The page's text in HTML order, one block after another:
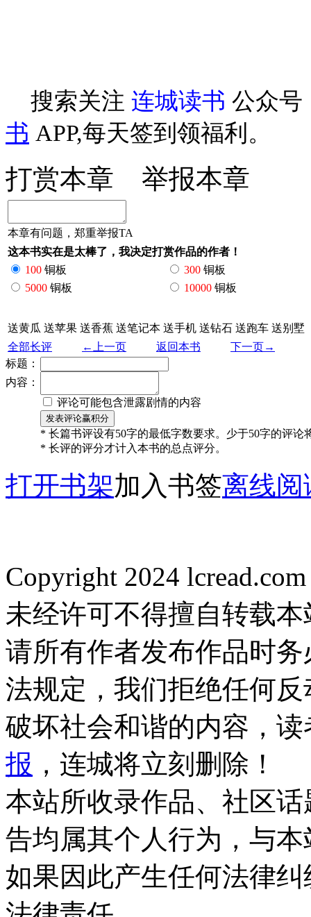
搜索关注 连城读书 公众号
书 APP,每天签到领福利。
打赏本章 举报本章
本章有问题，郑重举报TA
这本书实在是太棒了，我决定打赏作品的作者！
100 铜板 300 铜板
5000 铜板 10000 铜板
送黄瓜 送苹果 送香蕉 送笔记本 送手机 送钻石 送跑车 送别墅
全部长评
←上一页 返回本书
下一页→
标题：
内容：
评论可能包含泄露剧情的内容
* 长篇书评设有50字的最低字数要求。少于50字的评论
* 长评的评分才计入本书的总点评分。
打开书架加入书签离线阅
Copyright 2024
未经许可不得擅自转载
请所有作者发布作品时
法规定，我们拒绝任何
破坏社会和谐的内容，
报 ，连城将立刻删除！
本站所收录作品、社区
告均属其个人行为，与
如果因此产生任何法律